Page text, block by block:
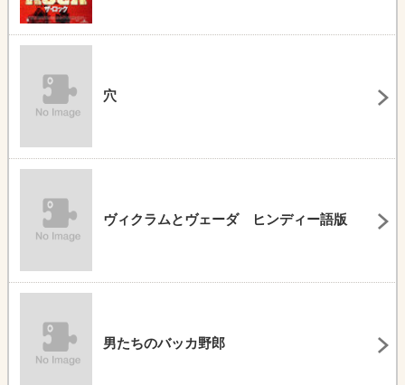
穴
ヴィクラムとヴェーダ ヒンディー語版
男たちのバッカ野郎